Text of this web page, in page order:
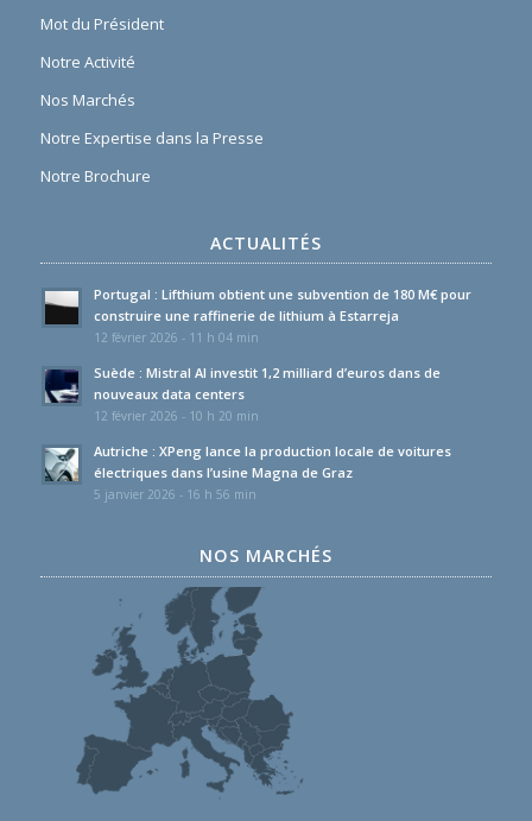
Mot du Président
Notre Activité
Nos Marchés
Notre Expertise dans la Presse
Notre Brochure
ACTUALITÉS
Portugal : Lifthium obtient une subvention de 180 M€ pour
construire une raffinerie de lithium à Estarreja
12 février 2026 - 11 h 04 min
Suède : Mistral AI investit 1,2 milliard d’euros dans de
nouveaux data centers
12 février 2026 - 10 h 20 min
Autriche : XPeng lance la production locale de voitures
électriques dans l’usine Magna de Graz
5 janvier 2026 - 16 h 56 min
NOS MARCHÉS